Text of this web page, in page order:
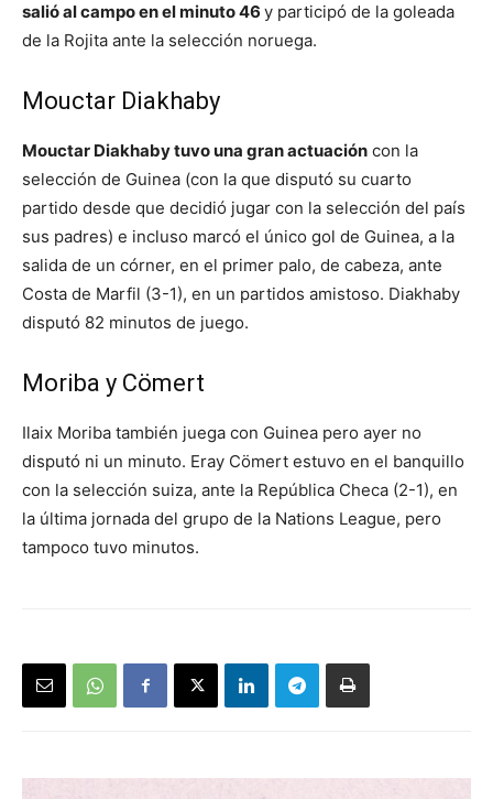
salió al campo en el minuto 46 y participó de la goleada
de la Rojita ante la selección noruega.
Mouctar Diakhaby
Mouctar Diakhaby tuvo una gran actuación con la
selección de Guinea (con la que disputó su cuarto
partido desde que decidió jugar con la selección del país
sus padres) e incluso marcó el único gol de Guinea, a la
salida de un córner, en el primer palo, de cabeza, ante
Costa de Marfil (3-1), en un partidos amistoso. Diakhaby
disputó 82 minutos de juego.
Moriba y Cömert
Ilaix Moriba también juega con Guinea pero ayer no
disputó ni un minuto. Eray Cömert estuvo en el banquillo
con la selección suiza, ante la República Checa (2-1), en
la última jornada del grupo de la Nations League, pero
tampoco tuvo minutos.